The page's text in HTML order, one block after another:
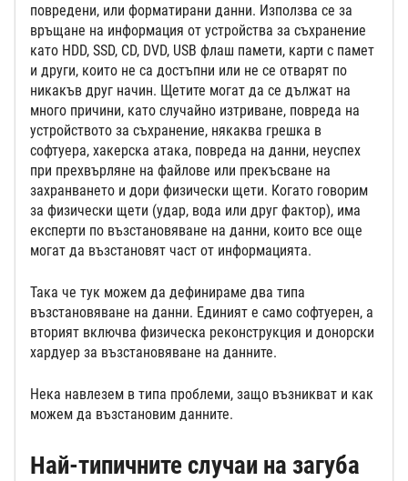
повредени, или форматирани данни. Използва се за
връщане на информация от устройства за съхранение
като HDD, SSD, CD, DVD, USB флаш памети, карти с памет
и други, които не са достъпни или не се отварят по
никакъв друг начин. Щетите могат да се дължат на
много причини, като случайно изтриване, повреда на
устройството за съхранение, някаква грешка в
софтуера, хакерска атака, повреда на данни, неуспех
при прехвърляне на файлове или прекъсване на
захранването и дори физически щети. Когато говорим
за физически щети (удар, вода или друг фактор), има
експерти по възстановяване на данни, които все още
могат да възстановят част от информацията.
Така че тук можем да дефинираме два типа
възстановяване на данни. Единият е само софтуерен, а
вторият включва физическа реконструкция и донорски
хардуер за възстановяване на данните.
Нека навлезем в типа проблеми, защо възникват и как
можем да възстановим данните.
Най-типичните случаи на загуба